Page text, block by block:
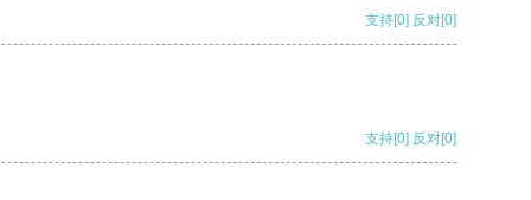
支持[0] 反对[0]
支持[0] 反对[0]